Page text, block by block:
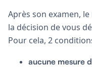
Après son examen,
la décision de vous
Pour cela, 2
aucune mesure